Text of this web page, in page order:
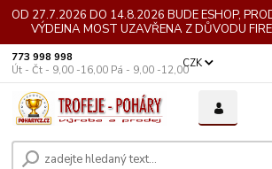
OD 27.7.2026 DO 14.8.2026 BUDE ESHOP,
VÝDEJNA MOST UZAVŘENA Z DŮVODU
CZK
773 998 998
Út - Čt - 9,00 -16,00 Pá - 9,00 -12,00